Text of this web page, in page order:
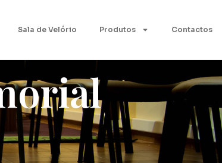
Sala de Velório Produtos Contactos